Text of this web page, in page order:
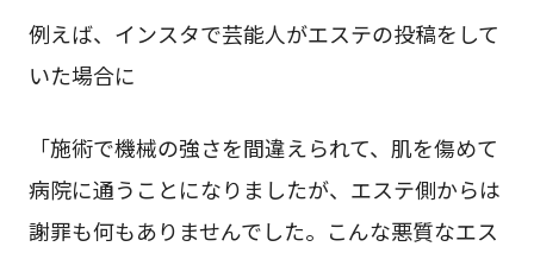
例えば、インスタで芸能人がエステの投稿をして
いた場合に
「施術で機械の強さを間違えられて、肌を傷めて
病院に通うことになりましたが、エステ側からは
謝罪も何もありませんでした。こんな悪質なエス